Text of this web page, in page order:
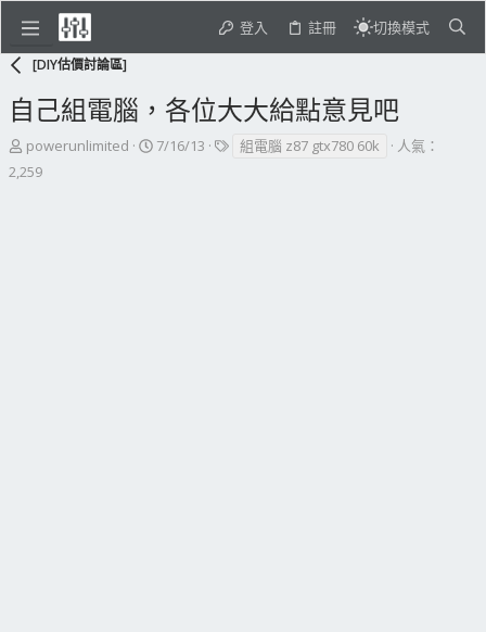
登入 註冊 切換模式
[DIY估價討論區]
自己組電腦，各位大大給點意見吧
主
題
powerunlimited
開
7/16/13
標
組電腦 z87 gtx780 60k
人氣：
2,259